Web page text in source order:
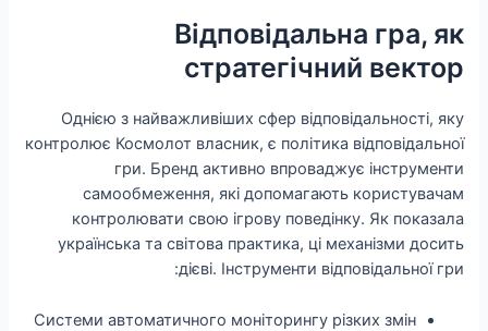
Відповідальна гра, як
стратегічний вектор
Однією з найважливіших сфер відповідальності, яку
контролює Космолот власник, є політика відповідальної
гри. Бренд активно впроваджує інструменти
самообмеження, які допомагають користувачам
контролювати свою ігрову поведінку. Як показала
українська та світова практика, ці механізми досить
дієві. Інструменти відповідальної гри:
Системи автоматичного моніторингу різких змін